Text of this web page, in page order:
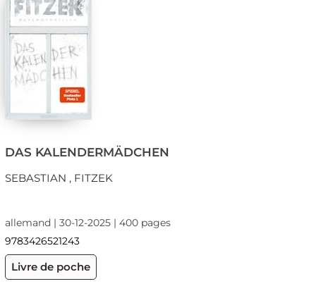
DAS KALENDERMÄDCHEN
SEBASTIAN , FITZEK
allemand | 30-12-2025 | 400 pages
9783426521243
Livre de poche